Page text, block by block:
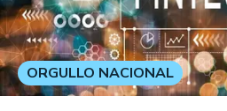
ORGULLO NACIONAL